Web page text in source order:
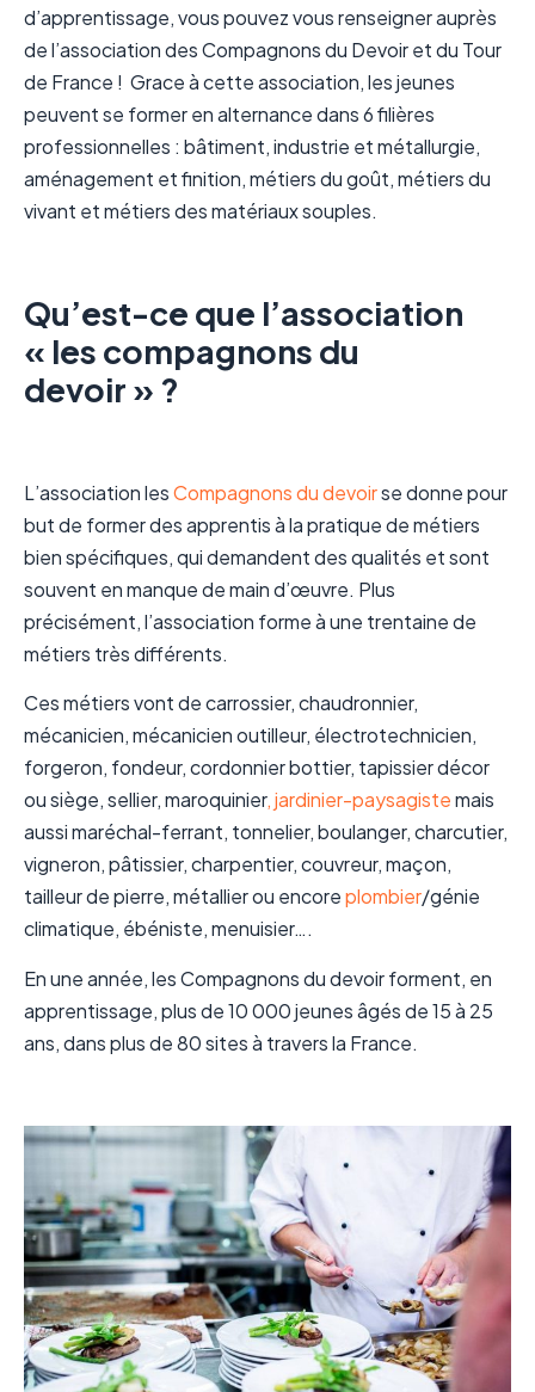
d’apprentissage, vous pouvez vous renseigner auprès
de l’association des Compagnons du Devoir et du Tour
de France ! Grace à cette association, les jeunes
peuvent se former en alternance dans 6 filières
professionnelles : bâtiment, industrie et métallurgie,
aménagement et finition, métiers du goût, métiers du
vivant et métiers des matériaux souples.
Qu’est-ce que l’association
« les compagnons du
devoir » ?
L’association lesCompagnons du devoirse donne pour
but de former des apprentis à la pratique de métiers
bien spécifiques, qui demandent des qualités et sont
souvent en manque de main d’œuvre. Plus
précisément, l’association forme à une trentaine de
métiers très différents.
Ces métiers vont de carrossier, chaudronnier,
mécanicien, mécanicien outilleur, électrotechnicien,
forgeron, fondeur, cordonnier bottier, tapissier décor
ou siège, sellier, maroquinier, jardinier-paysagistemais
aussi maréchal-ferrant, tonnelier, boulanger, charcutier,
vigneron, pâtissier, charpentier, couvreur, maçon,
tailleur de pierre, métallier ou encoreplombier/génie
climatique, ébéniste, menuisier….
En une année, les Compagnons du devoir forment, en
apprentissage, plus de 10 000 jeunes âgés de 15 à 25
ans, dans plus de 80 sites à travers la France.